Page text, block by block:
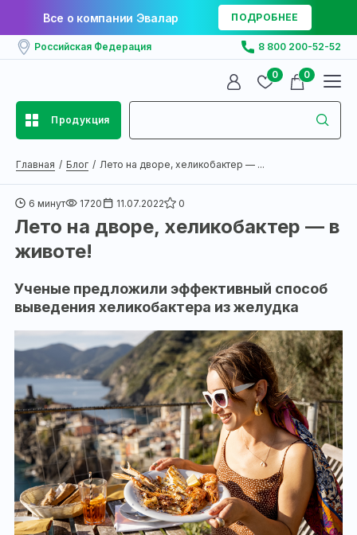
Все о компании Эвалар ПОДРОБНЕЕ
Российская Федерация 8 800 200-52-52
0 0
Продукция
Главная Блог Лето на дворе, хеликобактер — ...
6 минут 1720 11.07.2022 0
Лето на дворе, хеликобактер — в
животе!
Ученые предложили эффективный способ
выведения хеликобактера из желудка